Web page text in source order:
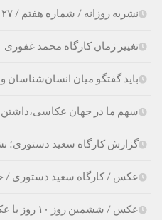
نشریه روزانه / شماره هفتم / ۲۷ دی
تغییر زمان کارگاه محمد غفوری
باید گفتگو میان
سهم ما در جهان عکاسی،داشتن
گزارش کارگاه سعید
عکس / کارگاه سعید دستوری /
عکس / ششمین روز ۱۰ روز با عکاسان / وحید حسامیان